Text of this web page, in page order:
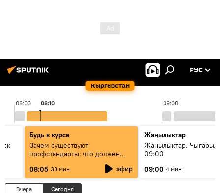
Кыргызстан
РУС
08:00 09:00
08:10
Будь в курсе
Зачем существуют
профстандарты: что должен
знать каждый специалист о
своей профессии
08:05 33 мин эфир
Жаңылыктар
Жаңылыктар.
09:00
09:00 4 мин
Вчера Сегодня